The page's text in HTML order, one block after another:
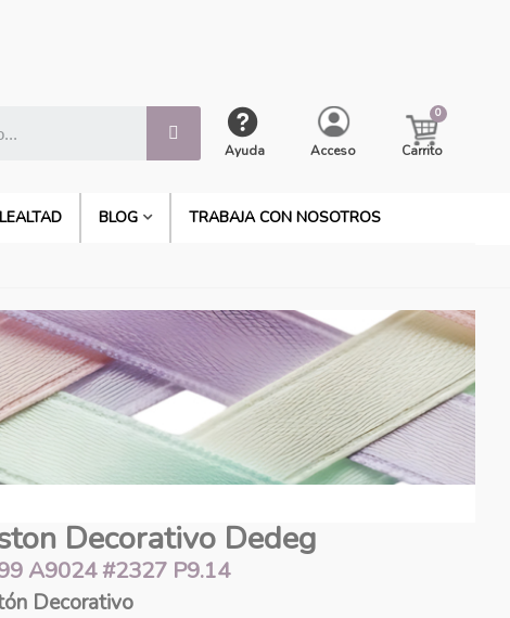
Ayuda Acceso Carrito
BLOG TRABAJA CON NOSOTROS
Decorativo Dedeg
A9024 #2327 P9.14
Decorativo